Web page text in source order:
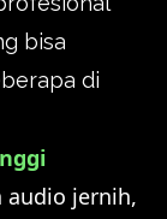
bisa
di
audio jernih,